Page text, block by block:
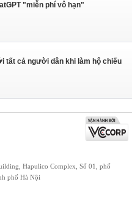
"miễn phí vô hạn"
tất cả người dân khi làm hộ chiếu
Hapulico Complex, Số 01, phố
phố Hà Nội